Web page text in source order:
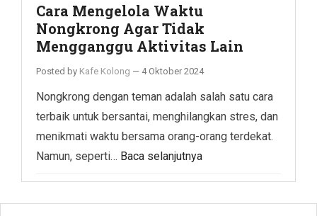
Cara Mengelola Waktu
Nongkrong Agar Tidak
Mengganggu Aktivitas Lain
Posted by Kafe Kolong — 4 Oktober 2024
Nongkrong dengan teman adalah salah satu cara
terbaik untuk bersantai, menghilangkan stres, dan
menikmati waktu bersama orang-orang terdekat.
Namun, seperti… Baca selanjutnya